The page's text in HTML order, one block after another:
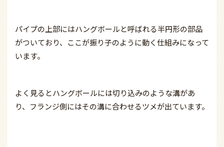
パイプの上部にはハングボールと呼ばれる半円形の部品
がついており、ここが振り子のように動く仕組みになって
います。
よく見るとハングボールには切り込みのような溝があ
り、フランジ側にはその溝に合わせるツメが出ています。